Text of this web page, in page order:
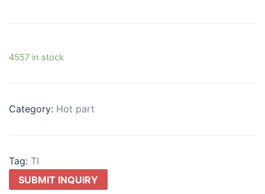
4557 in stock
Category: Hot part
Tag: TI
SUBMIT INQUIRY